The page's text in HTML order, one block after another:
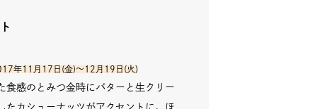
年11月17日(金)〜12月19日(火)
食感のとみつ金時にバターと生クリー
たカシューナッツがアクセントに。ほ